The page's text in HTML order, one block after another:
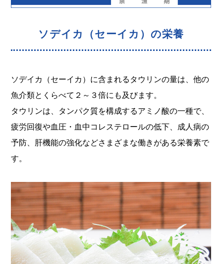
ソデイカ（セーイカ）の栄養
ソデイカ（セーイカ）に含まれるタウリンの量は、他の
魚介類とくらべて２～３倍にも及びます。
タウリンは、タンパク質を構成するアミノ酸の一種で、
疲労回復や血圧・血中コレステロールの低下、成人病の
予防、肝機能の強化などさまざまな働きがある栄養素で
す。